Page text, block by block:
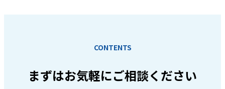
CONTENTS
まずはお気軽にご相談ください